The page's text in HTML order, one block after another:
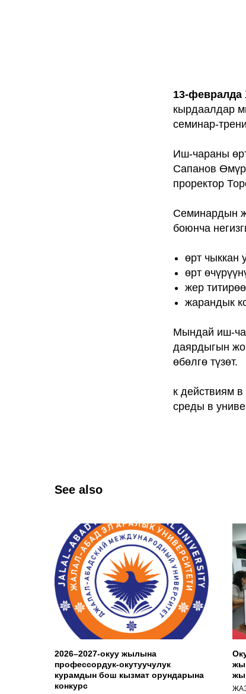
13-февралда
кырдаалдар
семинар-
Иш-чараны
Сапанов
проректор
Семинардын
боюнча
өрт чыккан
өрт
жер
жарандык
Мындай иш-
даярдыгын
өбөлгө түзөт.
к действиям
среды в
See also
2026–2027-окуу жылына
профессордук-окутуучулук
курамдын бош кызмат орундарына
конкурс